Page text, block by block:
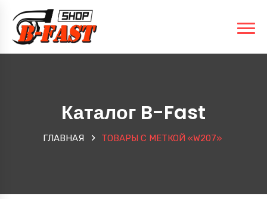
Каталог B-Fast
ГЛАВНАЯ ТОВАРЫ С МЕТКОЙ «W207»